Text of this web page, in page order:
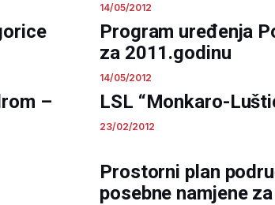
14/05/2012
Program uređenja
za 2011.godinu
14/05/2012
–
LSL “Monkaro-
23/02/2012
Prostorni plan Crne
2020.godine